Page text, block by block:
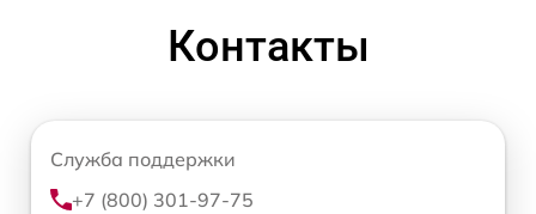
Контакты
Служба поддержки
+7 (800) 301-97-75